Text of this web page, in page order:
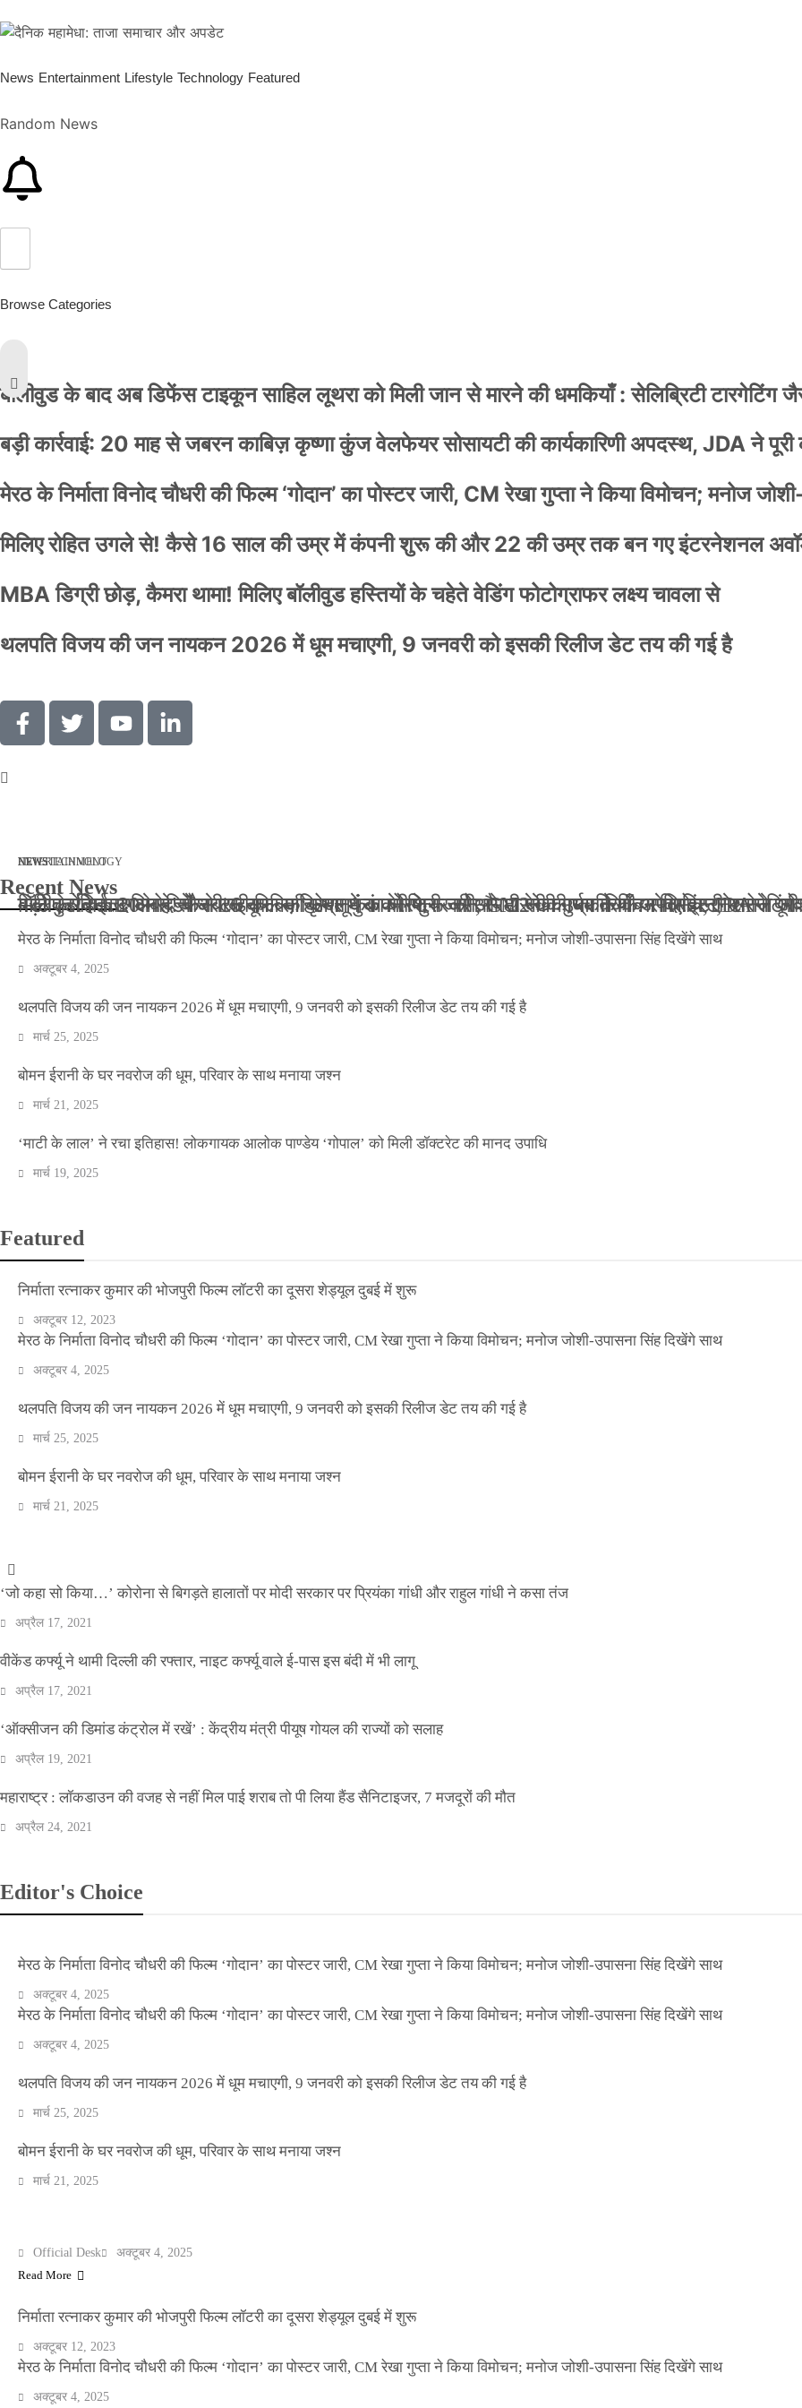
News Entertainment Lifestyle Technology Featured
Random News
Browse Categories
बॉलीवुड के बाद अब डिफेंस टाइकून साहिल लूथरा को मिली जान से मारने की धमकियाँ : सेलिब्रिटी टारगेटिंग
बड़ी कार्रवाई: 20 माह से जबरन काबिज़ कृष्णा कुंज वेलफेयर सोसायटी की कार्यकारिणी अपदस्थ, JDA ने पूरी
मेरठ के निर्माता विनोद चौधरी की फिल्म ‘गोदान’ का पोस्टर जारी, CM रेखा गुप्ता ने किया विमोचन; मनोज
मिलिए रोहित उगले से! कैसे 16 साल की उम्र में कंपनी शुरू की और 22 की उम्र तक बन गए इंटरनेशनल
MBA डिग्री छोड़, कैमरा थामा! मिलिए बॉलीवुड हस्तियों के चहेते वेडिंग फोटोग्राफर लक्ष्य चावला से
थलपति विजय की जन नायकन 2026 में धूम मचाएगी, 9 जनवरी को इसकी रिलीज डेट तय की गई है
NEWS मार्च 2, 2026
बॉलीवुड के बाद अब डिफेंस टाइकून साहिल लूथरा को मिली जान से मारने की धमकियाँ : सेलिब्रिटी
NEWS जनवरी 29, 2026
बड़ी कार्रवाई: 20 माह से जबरन काबिज़ कृष्णा कुंज वेलफेयर सोसायटी की कार्यकारिणी अपदस्थ, JDA ने
ENTERTAINMENT
मेरठ के निर्माता विनोद चौधरी की फिल्म ‘गोदान’ का पोस्टर जारी, CM रेखा गुप्ता ने किया विमोचन; मनोज
NEWSTECHNOLOGY
मिलिए रोहित उगले से! कैसे 16 साल की उम्र में कंपनी शुरू की और 22 की उम्र तक बन गए इंटरनेशनल
Recent News
मेरठ के निर्माता विनोद चौधरी की फिल्म ‘गोदान’ का पोस्टर जारी, CM रेखा गुप्ता ने किया विमोचन; मनोज जोशी-उपासना सिंह दिखेंगे साथ
अक्टूबर 4, 2025
थलपति विजय की जन नायकन 2026 में धूम मचाएगी, 9 जनवरी को इसकी रिलीज डेट तय की गई है
मार्च 25, 2025
बोमन ईरानी के घर नवरोज की धूम, परिवार के साथ मनाया जश्न
मार्च 21, 2025
‘माटी के लाल’ ने रचा इतिहास! लोकगायक आलोक पाण्डेय ‘गोपाल’ को मिली डॉक्टरेट की मानद उपाधि
मार्च 19, 2025
Featured
निर्माता रत्नाकर कुमार की भोजपुरी फिल्म लॉटरी का दूसरा शेड्यूल दुबई में शुरू
अक्टूबर 12, 2023
मेरठ के निर्माता विनोद चौधरी की फिल्म ‘गोदान’ का पोस्टर जारी, CM रेखा गुप्ता ने किया विमोचन; मनोज जोशी-उपासना सिंह दिखेंगे साथ
अक्टूबर 4, 2025
थलपति विजय की जन नायकन 2026 में धूम मचाएगी, 9 जनवरी को इसकी रिलीज डेट तय की गई है
मार्च 25, 2025
बोमन ईरानी के घर नवरोज की धूम, परिवार के साथ मनाया जश्न
मार्च 21, 2025
वीकेंड कर्फ्यू ने थामी दिल्ली की रफ्तार, नाइट कर्फ्यू वाले ई-पास इस बंदी में भी लागू
Official Desk
‘जो कहा सो किया…’ कोरोना से बिगड़ते हालातों पर मोदी सरकार पर प्रियंका गांधी और राहुल गांधी ने कसा तंज
अप्रैल 17, 2021
वीकेंड कर्फ्यू ने थामी दिल्ली की रफ्तार, नाइट कर्फ्यू वाले ई-पास इस बंदी में भी लागू
अप्रैल 17, 2021
‘ऑक्सीजन की डिमांड कंट्रोल में रखें’ : केंद्रीय मंत्री पीयूष गोयल की राज्यों को सलाह
अप्रैल 19, 2021
महाराष्ट्र : लॉकडाउन की वजह से नहीं मिल पाई शराब तो पी लिया हैंड सैनिटाइजर, 7 मजदूरों की मौत
अप्रैल 24, 2021
Editor's Choice
मेरठ के निर्माता विनोद चौधरी की फिल्म ‘गोदान’ का पोस्टर जारी, CM रेखा गुप्ता ने किया विमोचन; मनोज जोशी-उपासना सिंह दिखेंगे साथ
अक्टूबर 4, 2025
मेरठ के निर्माता विनोद चौधरी की फिल्म ‘गोदान’ का पोस्टर जारी, CM रेखा गुप्ता ने किया विमोचन; मनोज जोशी-उपासना सिंह दिखेंगे साथ
अक्टूबर 4, 2025
थलपति विजय की जन नायकन 2026 में धूम मचाएगी, 9 जनवरी को इसकी रिलीज डेट तय की गई है
मार्च 25, 2025
बोमन ईरानी के घर नवरोज की धूम, परिवार के साथ मनाया जश्न
मार्च 21, 2025
NEWS
बॉलीवुड के बाद अब डिफेंस टाइकून साहिल लूथरा को मिली जान से मारने की
धमकियाँ : सेलिब्रिटी टारगेटिंग जैसा हूबहू पैटर्न का खुलासा
Official Desk
Official Desk
अक्टूबर 4, 2025
Read More
निर्माता रत्नाकर कुमार की भोजपुरी फिल्म लॉटरी का दूसरा शेड्यूल दुबई में शुरू
अक्टूबर 12, 2023
मेरठ के निर्माता विनोद चौधरी की फिल्म ‘गोदान’ का पोस्टर जारी, CM रेखा गुप्ता ने किया विमोचन; मनोज जोशी-उपासना सिंह दिखेंगे साथ
अक्टूबर 4, 2025